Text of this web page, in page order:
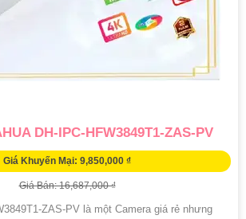
DH-IPC-HFW3849T1-ZAS-PV
Giá Khuyến Mại: 9,850,000 ₫
Giá Bán: 16,687,000 ₫
ZAS-PV là một Camera giá rẻ nhưng